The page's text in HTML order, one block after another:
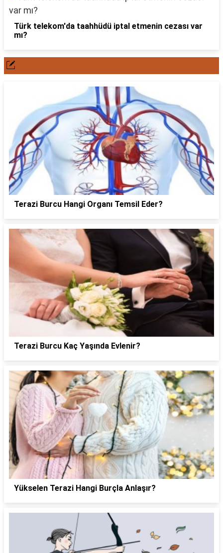
Türk telekom'da taahhüdü iptal etmenin cezası var
mı?
Terazi Burcu Hangi Organı Temsil Eder?
Terazi Burcu Kaç Yaşında Evlenir?
Yükselen Terazi Hangi Burçla Anlaşır?